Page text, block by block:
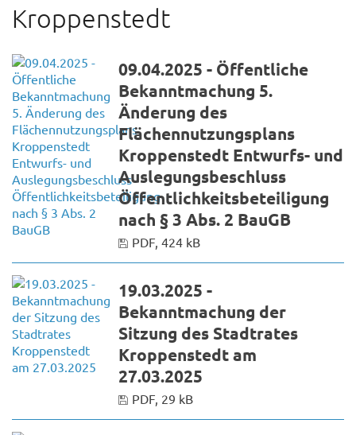
Kroppenstedt
09.04.2025 - Öffentliche
Bekanntmachung 5.
Änderung des
Flächennutzungsplans
Kroppenstedt Entwurfs- und
Auslegungsbeschluss
Öffentlichkeitsbeteiligung
nach § 3 Abs. 2 BauGB
PDF, 424 kB
19.03.2025 -
Bekanntmachung der
Sitzung des Stadtrates
Kroppenstedt am
27.03.2025
PDF, 29 kB